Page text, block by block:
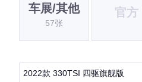
车展/其他
57张
官方
2022款 330TSI 四驱旗舰版